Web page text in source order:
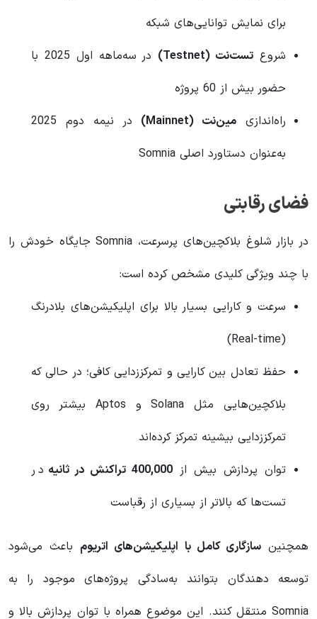
برای نمایش توانایی‌های شبکه
شروع تست‌نت (Testnet)
در سه‌ماهه اول 2025 با
حضور بیش از 60 پروژه
راه‌اندازی مین‌نت (Mainnet)
در نیمه دوم 2025
به‌عنوان دستاورد اصلی Somnia
فضای رقابتی
در بازار شلوغ بلاکچین‌های پرسرعت، Somnia جایگاه خودش را
با چند ویژگی کلیدی مشخص کرده است:
سرعت و کارایی بسیار بالا برای اپلیکیشن‌های بلادرنگ
(Real-time)
حفظ تعادل بین کارایی و تمرکززدایی کافی؛ در حالی که
بلاکچین‌هایی مثل Solana و Aptos بیشتر روی
تمرکززدایی بیشینه تمرکز کرده‌اند
توان پردازش بیش از 400,000 تراکنش در ثانیه
در
تست‌ها که بالاتر از بسیاری از رقباست
همچنینسازگاری کامل با اپلیکیشن‌های اتریوم باعث می‌شود
توسعه‌ دهندگان بتوانند به‌سادگی پروژه‌های موجود را به
Somnia منتقل کنند. این موضوع همراه با توان پردازش بالا و